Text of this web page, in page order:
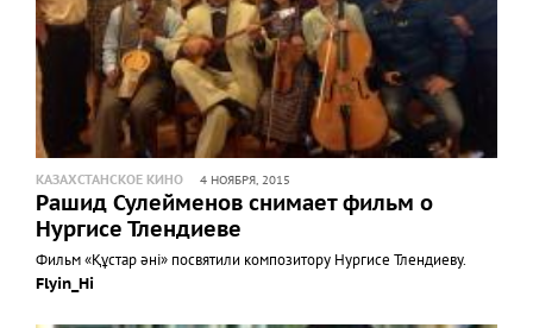
КАЗАХСТАНСКОЕ КИНО 4 НОЯБРЯ, 2015
Рашид Сулейменов снимает фильм о
Нургисе Тлендиеве
Фильм «Құстар әні» посвятили композитору Нургисе Тлендиеву.
Flyin_Hi